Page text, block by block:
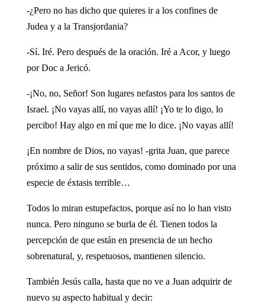
-¿Pero no has dicho que quieres ir a los confines de
Judea y a la Transjordania?
-Sí. Iré. Pero después de la oración. Iré a Acor, y luego
por Doc a Jericó.
-¡No, no, Señor! Son lugares nefastos para los santos de
Israel. ¡No vayas allí, no vayas allí! ¡Yo te lo digo, lo
percibo! Hay algo en mí que me lo dice. ¡No vayas allí!
¡En nombre de Dios, no vayas! -grita Juan, que parece
próximo a salir de sus sentidos, como dominado por una
especie de éxtasis terrible…
Todos lo miran estupefactos, porque así no lo han visto
nunca. Pero ninguno se burla de él. Tienen todos la
percepción de que están en presencia de un hecho
sobrenatural, y, respetuosos, mantienen silencio.
También Jesús calla, hasta que no ve a Juan adquirir de
nuevo su aspecto habitual y decir: